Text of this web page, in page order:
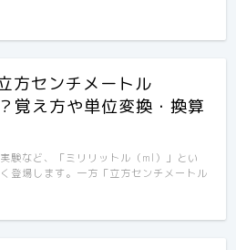
方センチメートル
覚え方や単位変換・換算
験など、「ミリリットル（ml）」とい
登場します。一方「立方センチメートル